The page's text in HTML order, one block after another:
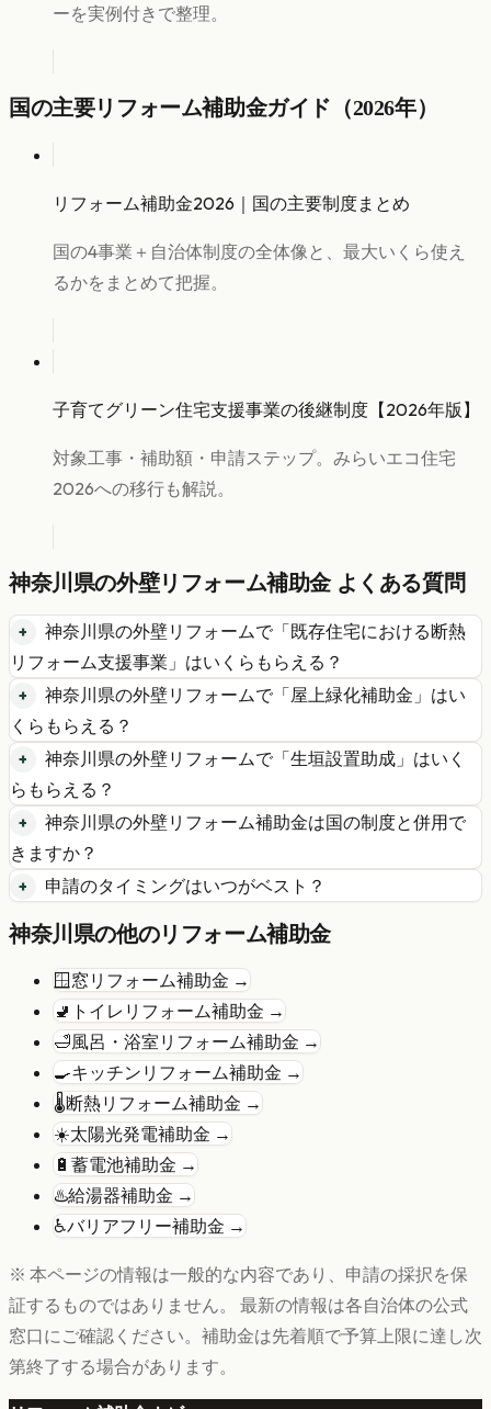
ーを実例付きで整理。
国の主要リフォーム補助金ガイド（2026年）
リフォーム補助金2026｜国の主要制度まとめ
国の4事業＋自治体制度の全体像と、最大いくら使え
るかをまとめて把握。
子育てグリーン住宅支援事業の後継制度【2026年版】
対象工事・補助額・申請ステップ。みらいエコ住宅
2026への移行も解説。
神奈川県の外壁リフォーム補助金 よくある質問
神奈川県の外壁リフォームで「既存住宅における断熱
リフォーム支援事業 」はいくらもらえる？
神奈川県の外壁リフォームで「屋上緑化補助金 」はい
くらもらえる？
神奈川県の外壁リフォームで「生垣設置助成 」はいく
らもらえる？
神奈川県の外壁リフォーム補助金は国の制度と併用で
きますか？
申請のタイミングはいつがベスト？
神奈川県の他のリフォーム補助金
🪟 窓リフォーム補助金 →
🚽 トイレリフォーム補助金 →
🛁風呂・浴室リフォーム補助金 →
🍳キッチンリフォーム補助金 →
🌡️断熱リフォーム補助金 →
☀️太陽光発電補助金 →
🔋 蓄電池補助金 →
♨️給湯器補助金 →
♿バリアフリー補助金 →
※ 本ページの情報は一般的な内容であり、申請の採択を保
証するものではありません。 最新の情報は各自治体の公式
窓口にご確認ください。補助金は先着順で予算上限に達し次
第終了する場合があります。